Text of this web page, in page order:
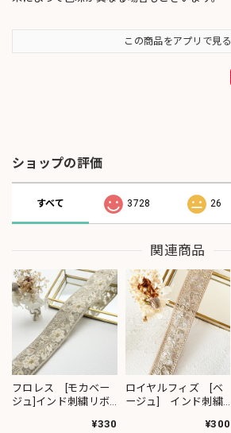
この商品をアプリで見る
ショップの評価
すべて 3728 26
関連商品
フロレス [モカベー
ジュ]インド刺繍リボ
¥330
ロイヤルフィズ [ベ
ージュ] インド刺繍
¥300